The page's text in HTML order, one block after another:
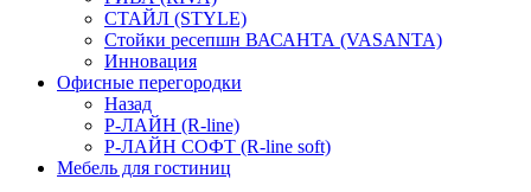
СТАЙЛ (STYLE)
Стойки ресепшн ВАСАНТА (VASANTA)
Инновация
Офисные перегородки
Назад
Р-ЛАЙН (R-line)
Р-ЛАЙН СОФТ (R-line soft)
Мебель для гостиниц